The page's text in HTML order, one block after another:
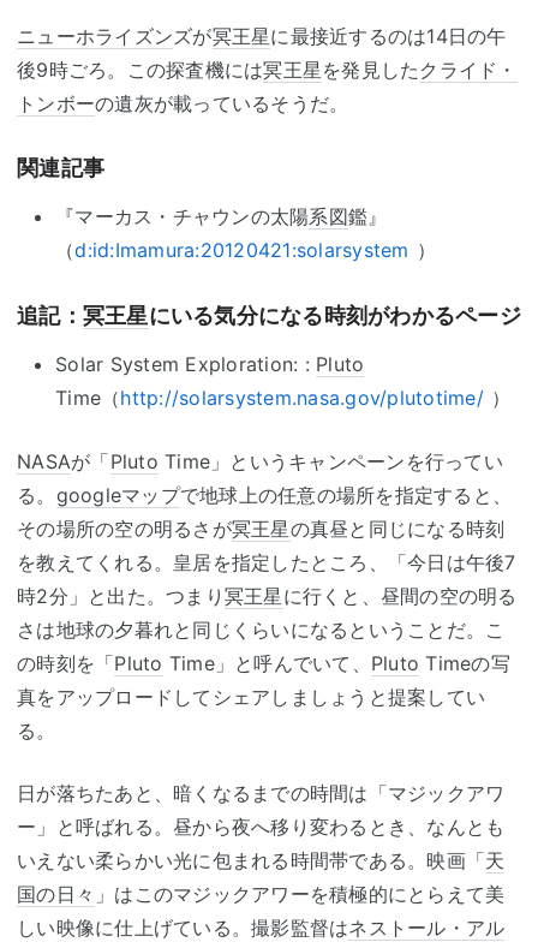
ニューホライズンズが冥王星に最接近するのは14日の午
後9時ごろ。この探査機には冥王星 を発見した クライド・
トンボーの遺灰が載っているそうだ。
関連記事
『マーカス・チャウンの太陽系図鑑』
（d:id:Imamura:20120421:solarsystem ）
追記： 冥王星にいる気分になる時刻がわかるページ
Solar System Exploration: : Pluto
Time（http://solarsystem.nasa.gov/plutotime/ ）
NASAが「Pluto Time」というキャンペーンを行ってい
る。 googleマップで地球上の任意の場所を指定すると、
その場所の空の明るさが冥王星の真昼と同じになる時刻
を教えてくれる。皇居を指定したところ、「今日は午後7
時2分」と出た。つまり 冥王星 に行くと、昼間の空の明る
さは地球の夕暮れと同じくらいになるということだ。こ
の時刻を「Pluto Time」と呼んでいて、 Pluto Timeの写
真をアップロードしてシェアしましょうと提案してい
る。
日が落ちたあと、暗くなるまでの時間は「マジックアワ
ー」と呼ばれる。昼から夜へ移り変わるとき、なんとも
いえない柔らかい光に包まれる時間帯である。映画「天
国の日々 」はこのマジックアワーを積極的にとらえて美
しい映像に仕上げている。撮影監督はネストール・アル